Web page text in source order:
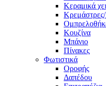
Κεραμικά
Κουζίνα
Μπάνιο
Πίνακες
Φωτιστικά
Οροφής
Δαπέδου